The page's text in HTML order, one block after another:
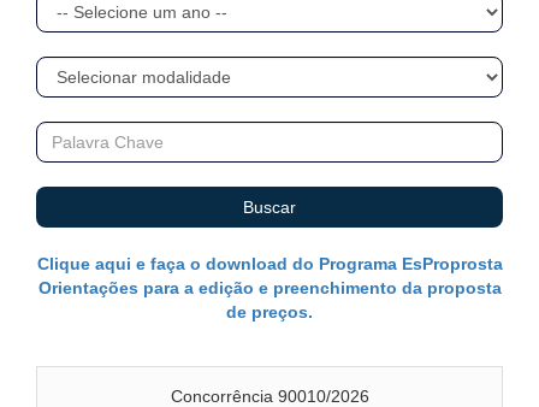
Buscar
Clique aqui e faça o download do Programa EsProprosta
Orientações para a edição e preenchimento da proposta
de preços.
Concorrência 90010/2026